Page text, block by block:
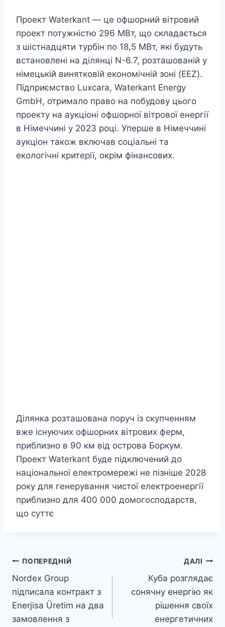
Проект Waterkant — це офшорний вітровий
проект потужністю 296 МВт, що складається
з шістнадцяти турбін по 18,5 МВт, які будуть
встановлені на ділянці N-6.7, розташованій у
німецькій винятковій економічній зоні (EEZ).
Підприємство Luxcara, Waterkant Energy
GmbH, отримало право на побудову цього
проекту на аукціоні офшорної вітрової енергії
в Німеччині у 2023 році. Уперше в Німеччині
аукціон також включав соціальні та
екологічні критерії, окрім фінансових.
Ділянка розташована поруч із скупченням
вже існуючих офшорних вітрових ферм,
приблизно в 90 км від острова Боркум.
Проект Waterkant буде підключений до
національної електромережі не пізніше 2028
року для генерування чистої електроенергії
приблизно для 400 000 домогосподарств,
що суттє
Навігація
записів
ПОПЕРЕДНІЙ
Nordex Group
підписала контракт з
Enerjisa Üretim на два
замовлення з
ДАЛІ
Куба розглядає
сонячну енергію як
рішення своїх
енергетичних